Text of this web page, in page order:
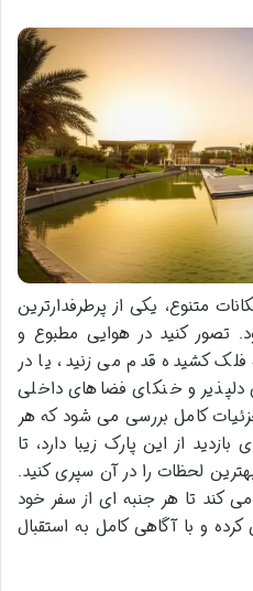
متنوع، یکی از پرطرفدارترین
تصور کنید در هوایی مطبوع و
کشیده قدم می زنید، یا در
دلپذیر و خنکای فضاهای داخلی
کامل بررسی می شود که هر
از این پارک زیبا دارد، تا
لحظات را در آن سپری کنید.
کند تا هر جنبه ای از سفر خود
و با آگاهی کامل به استقبال